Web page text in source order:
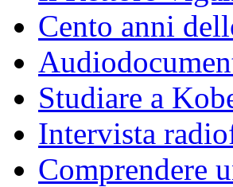
Cento anni
Studiare a
Intervista
Comprendere